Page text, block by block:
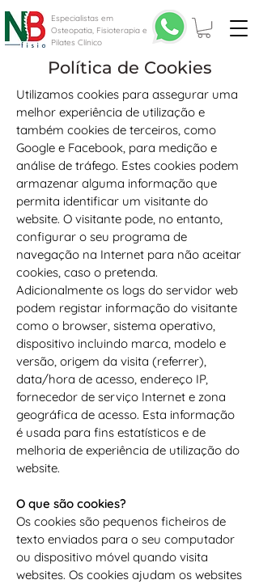
Especialistas em
Osteopatia, Fisioterapia e
Pilates Clínico
Política de Cookies
Utilizamos cookies para assegurar uma
melhor experiência de utilização e
também cookies de terceiros, como
Google e Facebook, para medição e
análise de tráfego. Estes cookies podem
armazenar alguma informação que
permita identificar um visitante do
website. O visitante pode, no entanto,
configurar o seu programa de
navegação na Internet para não aceitar
cookies, caso o pretenda.
Adicionalmente os logs do servidor web
podem registar informação do visitante
como o browser, sistema operativo,
dispositivo incluindo marca, modelo e
versão, origem da visita (referrer),
data/hora de acesso, endereço IP,
fornecedor de serviço Internet e zona
geográfica de acesso. Esta informação
é usada para fins estatísticos e de
melhoria de experiência de utilização do
website.
O que são cookies?
Os cookies são pequenos ficheiros de
texto enviados para o seu computador
ou dispositivo móvel quando visita
websites. Os cookies ajudam os websites